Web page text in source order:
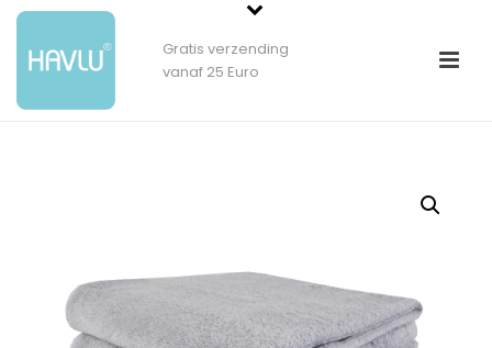
Gratis verzending
vanaf 25 Euro